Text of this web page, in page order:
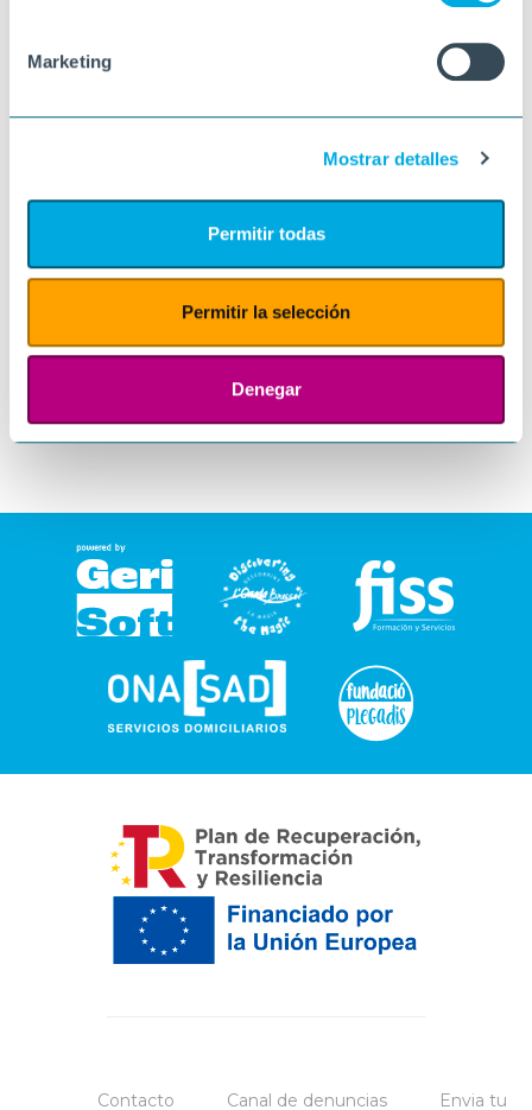
Marketing
Mostrar detalles
Permitir todas
Permitir la selección
Denegar
Contacto Canal de denuncias Envia tu